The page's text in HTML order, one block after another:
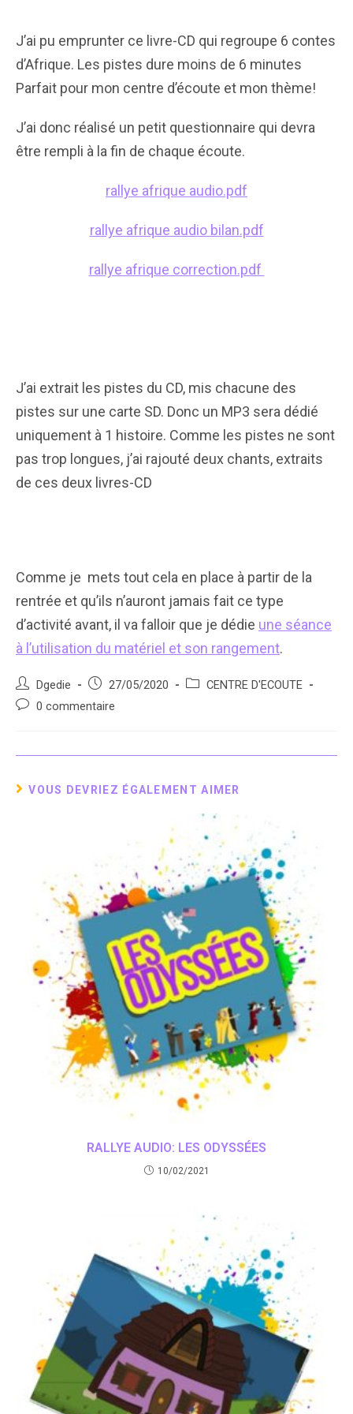
J’ai pu emprunter ce livre-CD qui regroupe 6 contes
d’Afrique. Les pistes dure moins de 6 minutes
Parfait pour mon centre d’écoute et mon thème!
J’ai donc réalisé un petit questionnaire qui devra
être rempli à la fin de chaque écoute.
rallye afrique audio.pdf
rallye afrique audio bilan.pdf
rallye afrique correction.pdf
J’ai extrait les pistes du CD, mis chacune des
pistes sur une carte SD. Donc un MP3 sera dédié
uniquement à 1 histoire. Comme les pistes ne sont
pas trop longues, j’ai rajouté deux chants, extraits
de ces deux livres-CD
Comme je mets tout cela en place à partir de la
rentrée et qu’ils n’auront jamais fait ce type
d’activité avant, il va falloir que je dédie une séance
à l’utilisation du matériel et son rangement.
Auteur/autrice
de
Dgedie
Post
published:
27/05/2020
PostCENTRE D'ECOUTE
Post0 commentaire
VOUS DEVRIEZ ÉGALEMENT AIMER
RALLYE AUDIO: LES ODYSSÉES
10/02/2021